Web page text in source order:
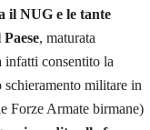
il NUG e le tante
, maturata
infatti consentito la
militare in
Forze Armate birmane)